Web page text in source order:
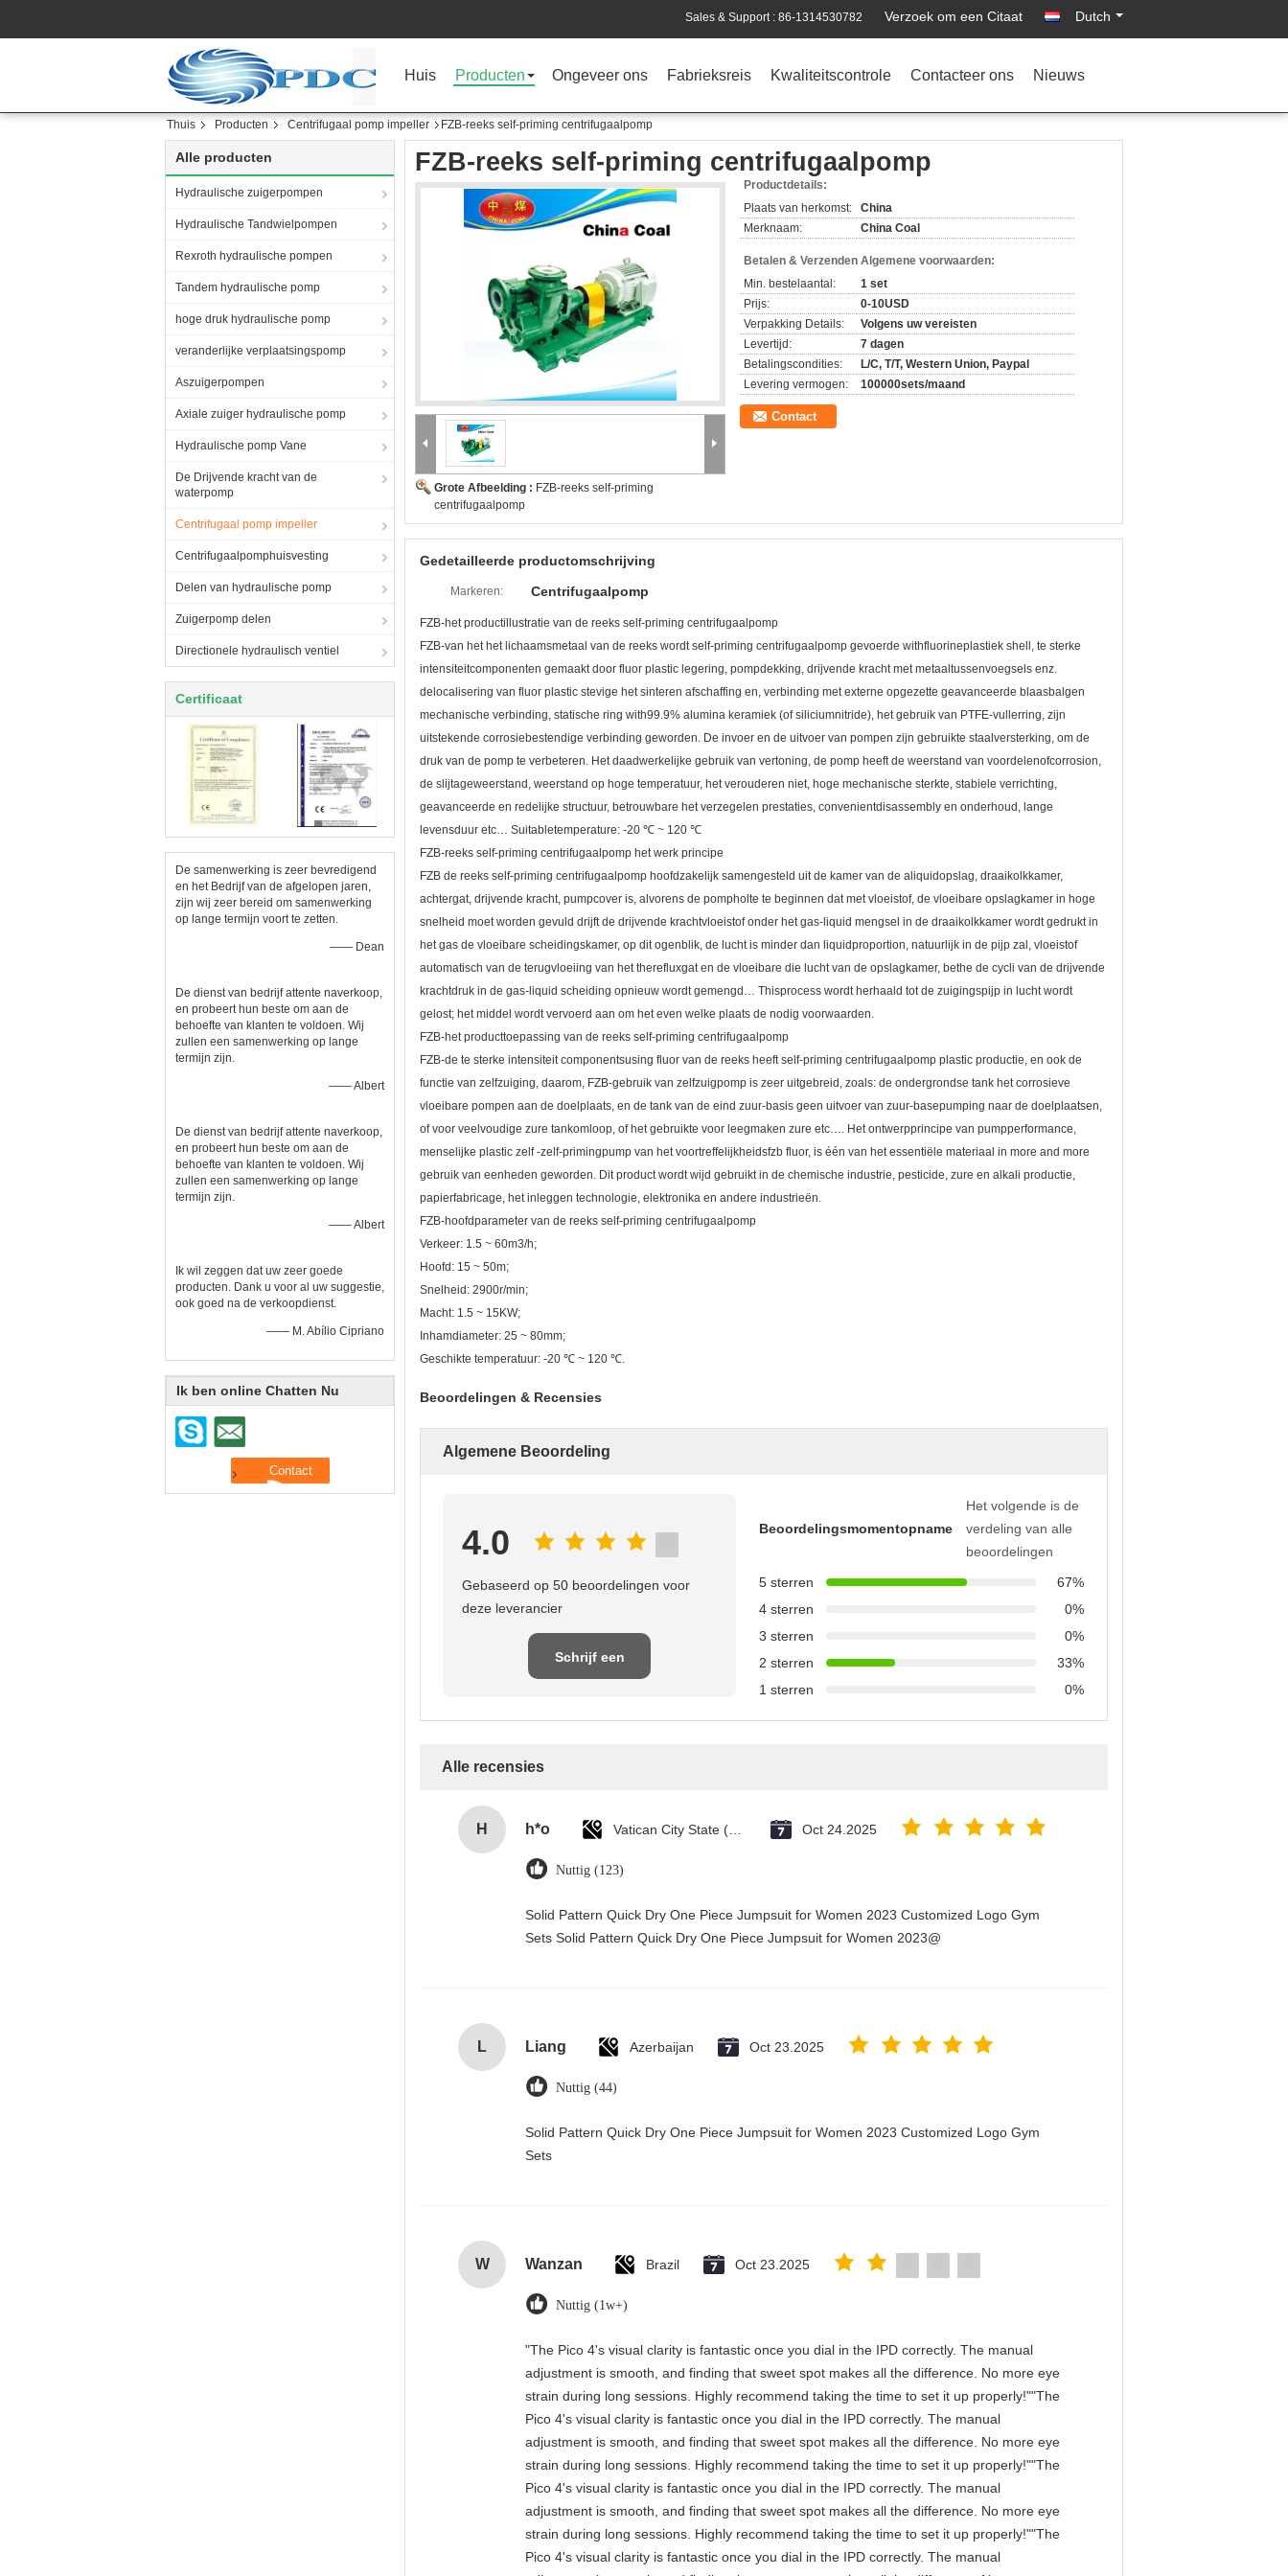
Sales & Support : 86-1314530782 Verzoek om een Citaat Dutch
Huis Producten Ongeveer ons Fabrieksreis Kwaliteitscontrole Contacteer ons Nieuws
Thuis Producten Centrifugaal pomp impeller FZB-reeks self-priming centrifugaalpomp
Alle producten
Hydraulische zuigerpompen
Hydraulische Tandwielpompen
Rexroth hydraulische pompen
Tandem hydraulische pomp
hoge druk hydraulische pomp
veranderlijke verplaatsingspomp
Aszuigerpompen
Axiale zuiger hydraulische pomp
Hydraulische pomp Vane
De Drijvende kracht van de
waterpomp
Centrifugaal pomp impeller
Centrifugaalpomphuisvesting
Delen van hydraulische pomp
Zuigerpomp delen
Directionele hydraulisch ventiel
Certificaat
De samenwerking is zeer bevredigend
en het Bedrijf van de afgelopen jaren,
zijn wij zeer bereid om samenwerking
op lange termijn voort te zetten.
—— Dean
De dienst van bedrijf attente naverkoop,
en probeert hun beste om aan de
behoefte van klanten te voldoen. Wij
zullen een samenwerking op lange
termijn zijn.
—— Albert
De dienst van bedrijf attente naverkoop,
en probeert hun beste om aan de
behoefte van klanten te voldoen. Wij
zullen een samenwerking op lange
termijn zijn.
—— Albert
Ik wil zeggen dat uw zeer goede
producten. Dank u voor al uw suggestie,
ook goed na de verkoopdienst.
—— M. Abílio Cipriano
Ik ben online Chatten Nu
FZB-reeks self-priming centrifugaalpomp
Grote Afbeelding : FZB-reeks self-priming
centrifugaalpomp
Productdetails:
Plaats van herkomst:
China
Merknaam:
China Coal
Betalen & Verzenden Algemene voorwaarden:
Min. bestelaantal:
1 set
Prijs:
0-10USD
Verpakking Details:
Volgens uw vereisten
Levertijd:
7 dagen
Betalingscondities:
L/C, T/T, Western Union, Paypal
Levering vermogen:
100000sets/maand
Contact
Gedetailleerde productomschrijving
Markeren: Centrifugaalpomp
FZB-het productillustratie van de reeks self-priming centrifugaalpomp
FZB-van het het lichaamsmetaal van de reeks wordt self-priming centrifugaalpomp gevoerde withfluorineplastiek shell, te sterke
intensiteitcomponenten gemaakt door fluor plastic legering, pompdekking, drijvende kracht met metaaltussenvoegsels enz.
delocalisering van fluor plastic stevige het sinteren afschaffing en, verbinding met externe opgezette geavanceerde blaasbalgen
mechanische verbinding, statische ring with99.9% alumina keramiek (of siliciumnitride), het gebruik van PTFE-vullerring, zijn
uitstekende corrosiebestendige verbinding geworden. De invoer en de uitvoer van pompen zijn gebruikte staalversterking, om de
druk van de pomp te verbeteren. Het daadwerkelijke gebruik van vertoning, de pomp heeft de weerstand van voordelenofcorrosion,
de slijtageweerstand, weerstand op hoge temperatuur, het verouderen niet, hoge mechanische sterkte, stabiele verrichting,
geavanceerde en redelijke structuur, betrouwbare het verzegelen prestaties, convenientdisassembly en onderhoud, lange
levensduur etc… Suitabletemperature: -20 ℃ ~ 120 ℃
FZB-reeks self-priming centrifugaalpomp het werk principe
FZB de reeks self-priming centrifugaalpomp hoofdzakelijk samengesteld uit de kamer van de aliquidopslag, draaikolkkamer,
achtergat, drijvende kracht, pumpcover is, alvorens de pompholte te beginnen dat met vloeistof, de vloeibare opslagkamer in hoge
snelheid moet worden gevuld drijft de drijvende krachtvloeistof onder het gas-liquid mengsel in de draaikolkkamer wordt gedrukt in
het gas de vloeibare scheidingskamer, op dit ogenblik, de lucht is minder dan liquidproportion, natuurlijk in de pijp zal, vloeistof
automatisch van de terugvloeiing van het therefluxgat en de vloeibare die lucht van de opslagkamer, bethe de cycli van de drijvende
krachtdruk in de gas-liquid scheiding opnieuw wordt gemengd… Thisprocess wordt herhaald tot de zuigingspijp in lucht wordt
gelost; het middel wordt vervoerd aan om het even welke plaats de nodig voorwaarden.
FZB-het producttoepassing van de reeks self-priming centrifugaalpomp
FZB-de te sterke intensiteit componentsusing fluor van de reeks heeft self-priming centrifugaalpomp plastic productie, en ook de
functie van zelfzuiging, daarom, FZB-gebruik van zelfzuigpomp is zeer uitgebreid, zoals: de ondergrondse tank het corrosieve
vloeibare pompen aan de doelplaats, en de tank van de eind zuur-basis geen uitvoer van zuur-basepumping naar de doelplaatsen,
of voor veelvoudige zure tankomloop, of het gebruikte voor leegmaken zure etc…. Het ontwerpprincipe van pumpperformance,
menselijke plastic zelf -zelf-primingpump van het voortreffelijkheidsfzb fluor, is één van het essentiële materiaal in more and more
gebruik van eenheden geworden. Dit product wordt wijd gebruikt in de chemische industrie, pesticide, zure en alkali productie,
papierfabricage, het inleggen technologie, elektronika en andere industrieën.
FZB-hoofdparameter van de reeks self-priming centrifugaalpomp
Verkeer: 1.5 ~ 60m3/h;
Hoofd: 15 ~ 50m;
Snelheid: 2900r/min;
Macht: 1.5 ~ 15KW;
Inhamdiameter: 25 ~ 80mm;
Geschikte temperatuur: -20 ℃ ~ 120 ℃.
Beoordelingen & Recensies
Algemene Beoordeling
4.0
Gebaseerd op 50 beoordelingen voor
deze leverancier
Schrijf een
Beoordelingsmomentopname
Het volgende is de
verdeling van alle
beoordelingen
5 sterren
67%
4 sterren
0%
3 sterren
0%
2 sterren
33%
1 sterren
0%
Alle recensies
H h*o Oct 24.2025
Nuttig (123)
Solid Pattern Quick Dry One Piece Jumpsuit for Women 2023 Customized Logo Gym
Sets Solid Pattern Quick Dry One Piece Jumpsuit for Women 2023@
L Liang Azerbaijan Oct 23.2025
Nuttig (44)
Solid Pattern Quick Dry One Piece Jumpsuit for Women 2023 Customized Logo Gym
Sets
W Wanzan Brazil Oct 23.2025
Nuttig (1w+)
"The Pico 4's visual clarity is fantastic once you dial in the IPD correctly. The manual
adjustment is smooth, and finding that sweet spot makes all the difference. No more eye
strain during long sessions. Highly recommend taking the time to set it up properly!""The
Pico 4's visual clarity is fantastic once you dial in the IPD correctly. The manual
adjustment is smooth, and finding that sweet spot makes all the difference. No more eye
strain during long sessions. Highly recommend taking the time to set it up properly!""The
Pico 4's visual clarity is fantastic once you dial in the IPD correctly. The manual
adjustment is smooth, and finding that sweet spot makes all the difference. No more eye
strain during long sessions. Highly recommend taking the time to set it up properly!""The
Pico 4's visual clarity is fantastic once you dial in the IPD correctly. The manual